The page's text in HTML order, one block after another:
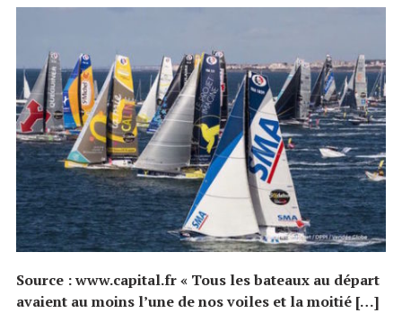
Source : www.capital.fr « Tous les bateaux au départ
avaient au moins l’une de nos voiles et la moitié […]